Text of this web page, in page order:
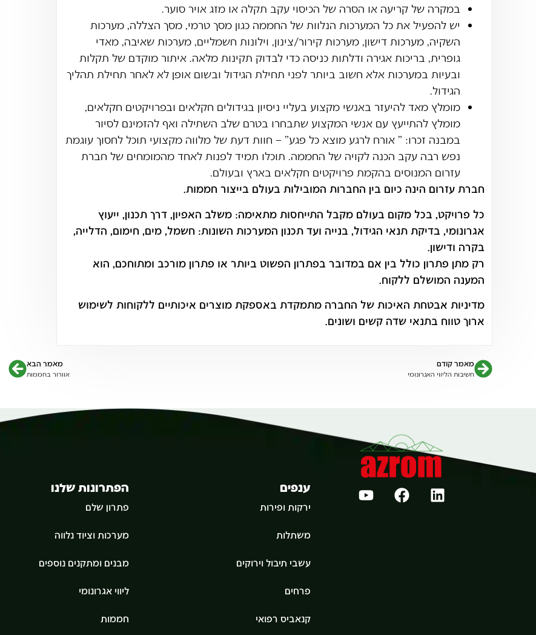
במקרה של קריעה או הסרה של הכיסוי עקב תקלה או מזג אויר סוער.
יש להפעיל את כל המערכות הנלוות של החממה כגון מסך טרמי, מסך הצללה, מערכות
השקיה, מערכות דישון, מערכות קירור/צינון, וילונות חשמליים, מערכות שאיבה, מאדי
גופרית, בריכות אגירה ודלתות כניסה כדי לבדוק תקינות מלאה. איתור מוקדם של תקלות
ובעיות במערכות אלא חשוב ביותר לפני תחילת הגידול ובשום אופן לא לאחר תחילת תהליך
הגידול.
מומלץ מאד להיעזר באנשי מקצוע בעליי ניסיון בגידולים חקלאים ובפרויקטים חקלאים,
מומלץ להתייעץ עם אנשי המקצוע שתבחרו בטרם שלב השתילה ואף להזמינם לסיור
במבנה זכרו: " אורח לרגע מוצא כל פגע" – חוות דעת של מלווה מקצועי תוכל לחסוך עוגמת
נפש רבה עקב הכנה לקויה של החממה. תוכלו תמיד לפנות לאחד מהמומחים של חברת
עזרום המנוסים בהקמת פרויקטים חקלאים בארץ ובעולם.
חברת עזרום הינה כיום בין החברות המובילות בעולם בייצור חממות.
כל פרויקט, בכל מקום בעולם מקבל התייחסות מתאימה: משלב האפיון, דרך תכנון, ייעוץ
אגרונומי, בדיקת תנאי הגידול, בנייה ועד תכנון המערכות השונות: חשמל, מים, חימום, הדלייה,
בקרה ודישון.
רק מתן פתרון כולל בין אם במדובר בפתרון הפשוט ביותר או פתרון מורכב ומתוחכם, הוא
המענה המושלם ללקוח.
מדיניות אבטחת האיכות של החברה מתמקדת באספקת מוצרים איכותיים ללקוחות לשימוש
ארוך טווח בתנאי שדה קשים ושונים.
מאמר קודם
חשיבות הליווי האגרונומי
מאמר הבא
אוורור בחממות
ענפים
ירקות ופירות
משתלות
עשבי תיבול וירוקים
פרחים
קנאביס רפואי
הפתרונות שלנו
פתרון שלם
מערכות וציוד נלווה
מבנים ומתקנים נוספים
ליווי אגרונומי
חממות